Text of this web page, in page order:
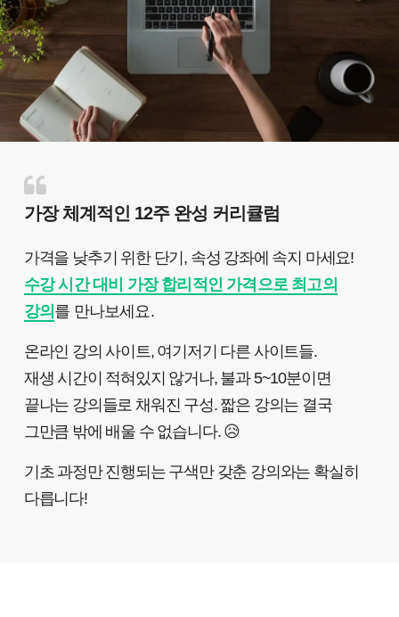
가장 체계적인 12주 완성 커리큘럼
가격을 낮추기 위한 단기, 속성 강좌에 속지 마세요!
수강 시간 대비 가장 합리적인 가격으로 최고의
강의 를 만나보세요.
온라인 강의 사이트, 여기저기 다른 사이트들.
재생 시간이 적혀있지 않거나, 불과 5~10분이면
끝나는 강의들로 채워진 구성. 짧은 강의는 결국
그만큼 밖에 배울 수 없습니다. 😥
기초 과정만 진행되는 구색만 갖춘 강의와는 확실히
다릅니다!